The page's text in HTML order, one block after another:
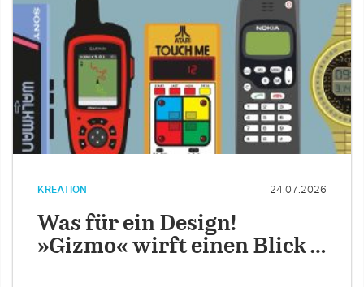
KREATION 24.07.2026
Was für ein Design!
»Gizmo« wirft einen Blick …